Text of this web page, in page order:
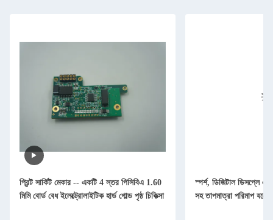
প্রিন্ট সার্কিট মেকার -- একটি 4 স্তর পিসিবিএ 1.60
মিমি বোর্ড বেধ ইলেক্ট্রোলাইটিক হার্ড গোল্ড পৃষ্ঠ চিকিত্সা
স্পর্শ, ডিজিটাল ডিসপ্লে
সহ তাপমাত্রা পরিমাপ